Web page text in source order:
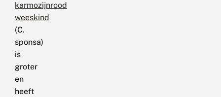
karmozijnrood
weeskind
(C.
sponsa)
is
groter
en
heeft